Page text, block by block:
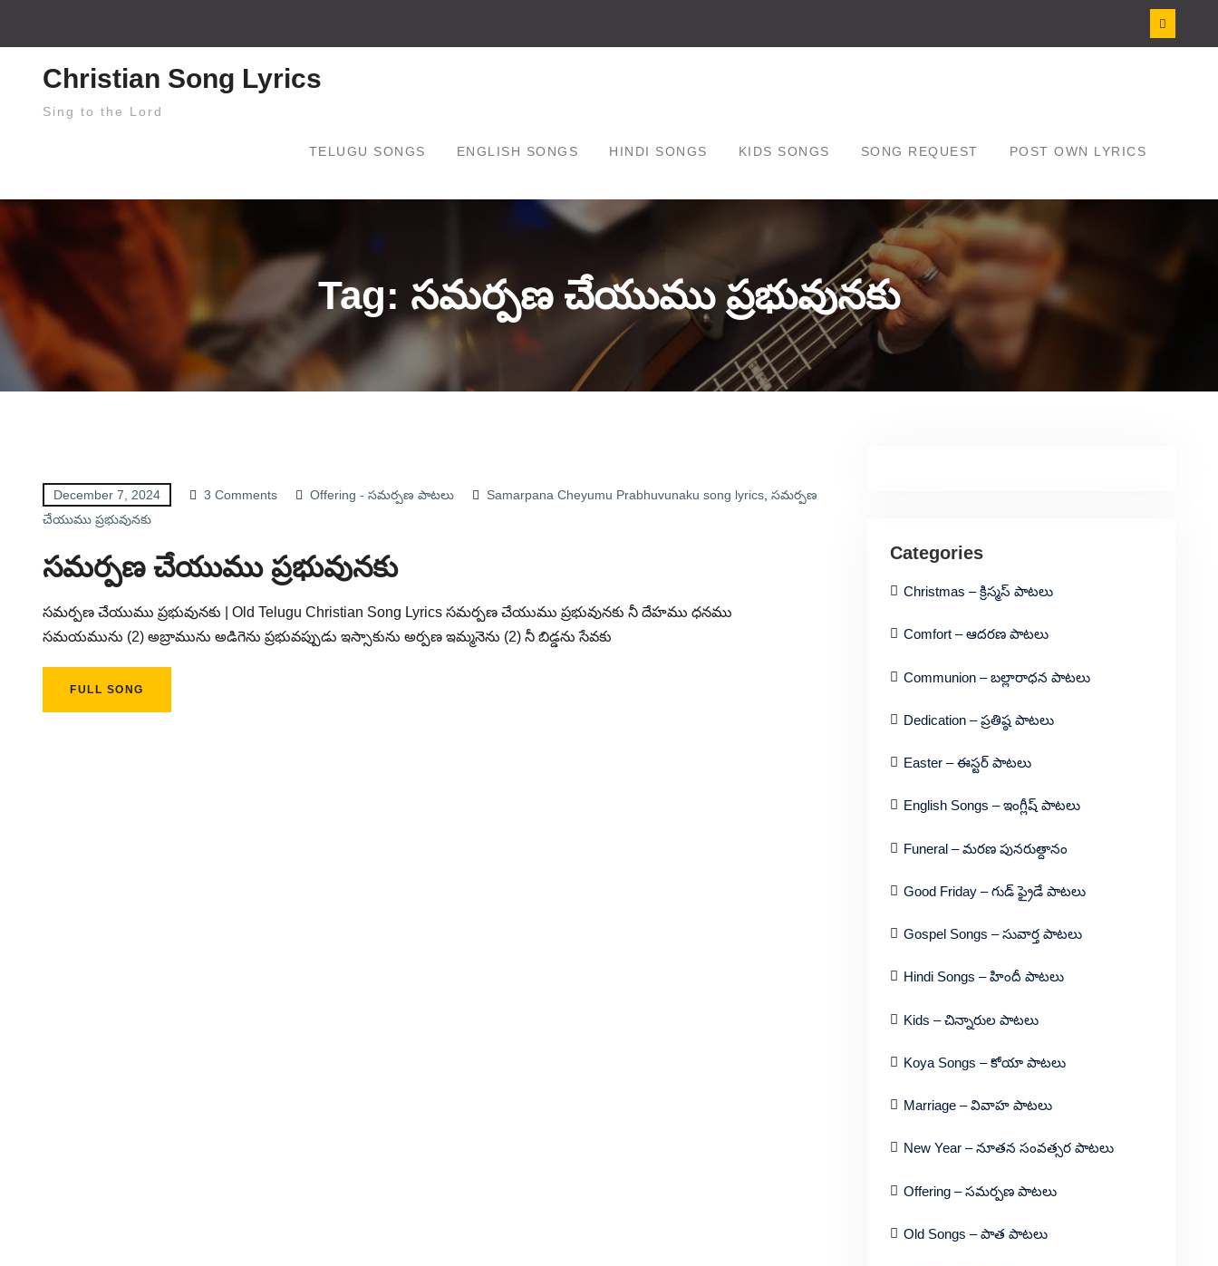
Christian Song Lyrics
Sing to the Lord
TELUGU SONGS ENGLISH SONGS HINDI SONGS KIDS SONGS SONG REQUEST POST OWN LYRICS
Tag: సమర్పణ చేయుము ప్రభువునకు
December 7, 2024 3 Comments Offering - సమర్పణ పాటలు Samarpana Cheyumu Prabhuvunaku song lyrics సమర్పణ
చేయుము ప్రభువునకు
సమర్పణ చేయుము ప్రభువునకు
సమర్పణ చేయుము ప్రభువునకు | Old Telugu Christian Song Lyrics సమర్పణ చేయుము ప్రభువునకు నీ దేహము ధనము
సమయమును (2) అబ్రామును అడిగెను ప్రభువప్పుడు ఇస్సాకును అర్పణ ఇమ్మనెను (2) నీ బిడ్డను సేవకు
FULL SONG
Categories
Christmas – క్రిస్మస్ పాటలు
Comfort – ఆదరణ పాటలు
Communion – బల్లారాధన పాటలు
Dedication – ప్రతిష్ఠ పాటలు
Easter – ఈస్టర్ పాటలు
English Songs – ఇంగ్లీష్ పాటలు
Funeral – మరణ పునరుత్దానం
Good Friday – గుడ్ ఫ్రైడే పాటలు
Gospel Songs – సువార్త పాటలు
Hindi Songs – హిందీ పాటలు
Kids – చిన్నారుల పాటలు
Koya Songs – కోయా పాటలు
Marriage – వివాహ పాటలు
New Year – నూతన సంవత్సర పాటలు
Offering – సమర్పణ పాటలు
Old Songs – పాత పాటలు